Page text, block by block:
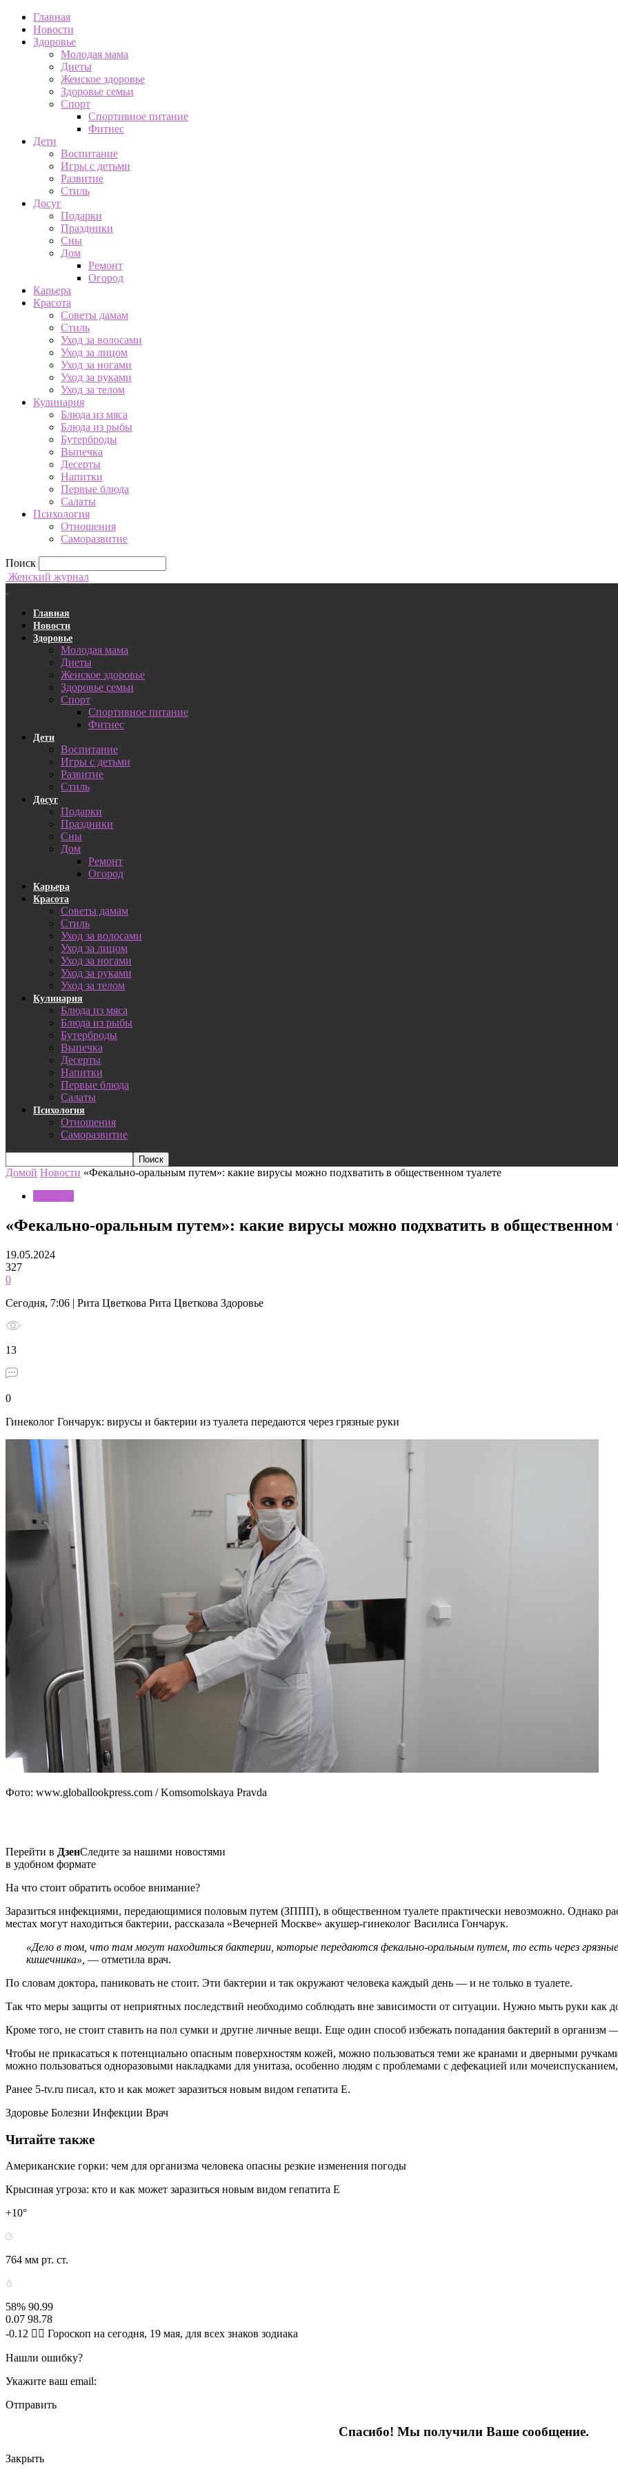
Главная
Новости
Здоровье
Молодая мама
Диеты
Женское здоровье
Здоровье семьи
Спорт
Спортивное питание
Фитнес
Дети
Воспитание
Игры с детьми
Развитие
Стиль
Досуг
Подарки
Праздники
Сны
Дом
Ремонт
Огород
Карьера
Красота
Советы дамам
Стиль
Уход за волосами
Уход за лицом
Уход за ногами
Уход за руками
Уход за телом
Кулинария
Блюда из мяса
Блюда из рыбы
Бутерброды
Выпечка
Десерты
Напитки
Первые блюда
Салаты
Психология
Отношения
Саморазвитие
Поиск
Женский журнал
Главная
Новости
Здоровье
Молодая мама
Диеты
Женское здоровье
Здоровье семьи
Спорт
Спортивное питание
Фитнес
Дети
Воспитание
Игры с детьми
Развитие
Стиль
Досуг
Подарки
Праздники
Сны
Дом
Ремонт
Огород
Карьера
Красота
Советы дамам
Стиль
Уход за волосами
Уход за лицом
Уход за ногами
Уход за руками
Уход за телом
Кулинария
Блюда из мяса
Блюда из рыбы
Бутерброды
Выпечка
Десерты
Напитки
Первые блюда
Салаты
Психология
Отношения
Саморазвитие
Домой Новости «Фекально-оральным путем»: какие вирусы можно подхватить в общественном туалете
«Фекально-оральным путем»: какие вирусы можно подхватить в общественном
19.05.2024
327
0
Сегодня, 7:06 | Рита Цветкова Рита Цветкова Здоровье
13
0
Гинеколог Гончарук: вирусы и бактерии из туалета передаются через грязные руки
Фото: www.globallookpress.com / Komsomolskaya Pravda
Перейти в ДзенСледите за нашими новостями
в удобном формате
На что стоит обратить особое внимание?
Заразиться инфекциями, передающимися половым путем (ЗППП), в общественном туалете практически невозможно. Однако
местах могут находиться бактерии, рассказала «Вечерней Москве» акушер-гинеколог Василиса Гончарук.
«Дело в том, что там могут находиться бактерии, которые передаются фекально-оральным путем, то есть через
кишечника», — отметила врач.
По словам доктора, паниковать не стоит. Эти бактерии и так окружают человека каждый день — и не только в туалете.
Так что меры защиты от неприятных последствий необходимо соблюдать вне зависимости от ситуации. Нужно мыть руки как
Кроме того, не стоит ставить на пол сумки и другие личные вещи. Еще один способ избежать попадания бактерий в организм
Чтобы не прикасаться к потенциально опасным поверхностям кожей, можно пользоваться теми же кранами и дверными
можно пользоваться одноразовыми накладками для унитаза, особенно людям с проблемами с дефекацией или
Ранее 5-tv.ru писал, кто и как может заразиться новым видом гепатита Е.
Здоровье Болезни Инфекции Врач
Читайте также
Американские горки: чем для организма человека опасны резкие изменения погоды
Крысиная угроза: кто и как может заразиться новым видом гепатита Е
+10°
764 мм рт. ст.
58% 90.99
0.07 98.78
-0.12 🧙‍♀ Гороскоп на сегодня, 19 мая, для всех знаков зодиака
Нашли ошибку?
Укажите ваш email:
Отправить
Спасибо! Мы получили Ваше сообщение.
Закрыть